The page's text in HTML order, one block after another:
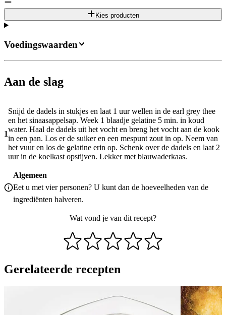
Kies producten
Aan de slag
1
Snijd de dadels in stukjes en laat 1 uur wellen in de earl grey thee
en het sinaasappelsap. Week 1 blaadje gelatine 5 min. in koud
water. Haal de dadels uit het vocht en breng het vocht aan de kook
in een pan. Los er de suiker en een mespunt zout in op. Neem van
het vuur en los de gelatine erin op. Schenk over de dadels en laat 2
uur in de koelkast opstijven. Lekker met blauwaderkaas.
Algemeen
Eet u met vier personen? U kunt dan de hoeveelheden van de
ingrediënten halveren.
Wat vond je van dit recept?
Voedingswaarden
Gerelateerde recepten